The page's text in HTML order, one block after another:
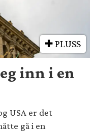
PLUSS
inn i en
USA er det
gå i en